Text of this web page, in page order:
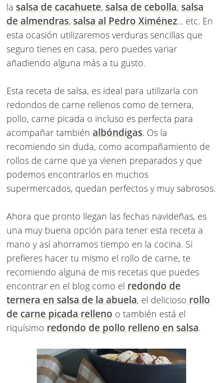
la salsa de cacahuete, salsa de cebolla, salsa
de almendras, salsa al Pedro Ximénez... etc. En
esta ocasión utilizaremos verduras sencillas que
seguro tienes en casa, pero puedes variar
añadiendo alguna más a tu gusto.
Esta receta de salsa, es ideal para utilizarla con
redondos de carne rellenos como de ternera,
pollo, carne picada o incluso es perfecta para
acompañar también albóndigas. Os la
recomiendo sin duda, como acompañamiento de
rollos de carne que ya vienen preparados y que
podemos encontrarlos en muchos
supermercados, quedan perfectos y muy sabrosos.
Ahora que pronto llegan las fechas navideñas, es
una muy buena opción para tener esta receta a
mano y así ahorramos tiempo en la cocina. Si
prefieres hacer tu mismo el rollo de carne, te
recomiendo alguna de mis recetas que puedes
encontrar en el blog como el redondo de
ternera en salsa de la abuela, el delicioso rollo
de carne picada relleno o también está el
riquísimo redondo de pollo relleno en salsa.